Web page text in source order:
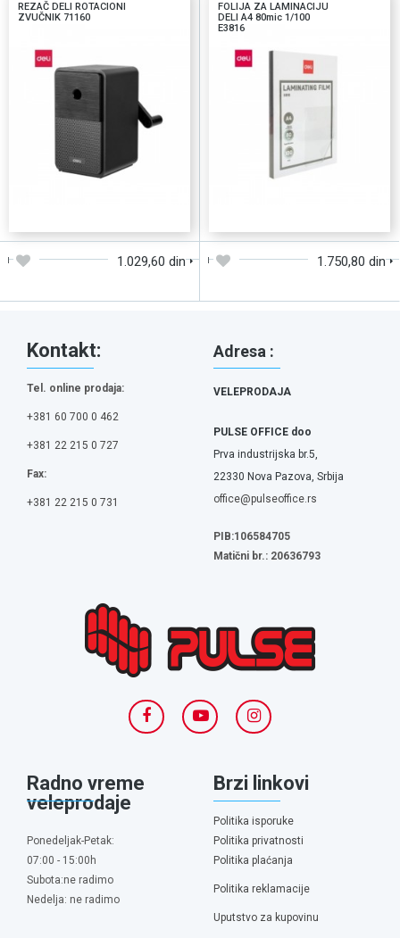
REZAČ DELI ROTACIONI
ZVUČNIK 71160
1.029,60 din
FOLIJA ZA LAMINACIJU
DELI A4 80mic 1/100
E3816
1.750,80 din
Kontakt:
Tel. online prodaja:
+381 60 700 0 462
+381 22 215 0 727
Fax:
+381 22 215 0 731
Adresa :
VELEPRODAJA
PULSE OFFICE doo
Prva industrijska br.5,
22330 Nova Pazova, Srbija
office@pulseoffice.rs
PIB:106584705
Matični br.: 20636793
Radno vreme
veleprodaje
Ponedeljak-Petak:
07:00 - 15:00h
Subota:ne radimo
Nedelja: ne radimo
Brzi linkovi
Politika isporuke
Politika privatnosti
Politika plaćanja
Politika reklamacije
Uputstvo za kupovinu